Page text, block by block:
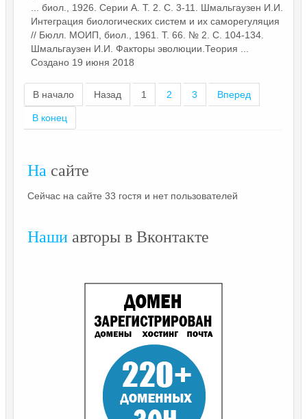
... биол., 1926. Серии А. Т. 2. С. 3-11. Шмальгаузен И.И.
Интеграция биологических систем и их саморегуляция
// Бюлл. МОИП, биол., 1961. Т. 66. № 2. С. 104-134.
Шмальгаузен И.И. Факторы эволюции.Теория ...
Создано 19 июня 2018
В начало Назад 1 2 3 Вперед
В конец
На сайте
Сейчас на сайте 33 гостя и нет пользователей
Наши авторы в Вконтакте